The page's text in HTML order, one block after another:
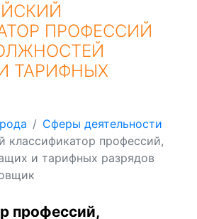
ПРОФЕССИЙ
ТАРИФНЫХ
Сферы деятельности
классификатор профессий,
и тарифных разрядов
профессий,